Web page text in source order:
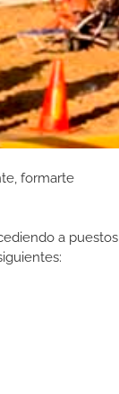
formarte
a